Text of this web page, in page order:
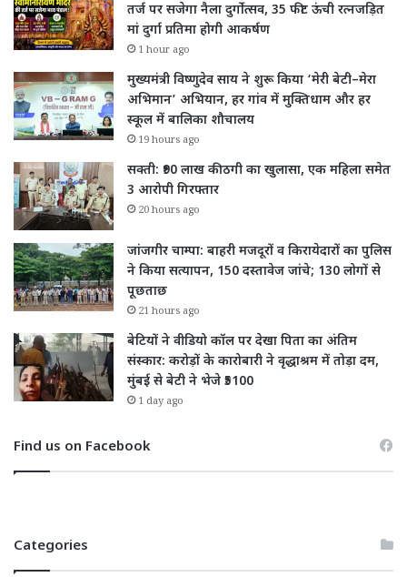
तर्ज पर सजेगा नैला दुर्गोत्सव, 35 फीट ऊंची रत्नजड़ित
मां दुर्गा प्रतिमा होगी आकर्षण
1 hour ago
मुख्यमंत्री विष्णुदेव साय ने शुरू किया ‘मेरी बेटी–मेरा
अभिमान’ अभियान, हर गांव में मुक्तिधाम और हर
स्कूल में बालिका शौचालय
19 hours ago
सक्ती: ₹90 लाख की ठगी का खुलासा, एक महिला समेत
3 आरोपी गिरफ्तार
20 hours ago
जांजगीर चाम्पा: बाहरी मजदूरों व किरायेदारों का पुलिस
ने किया सत्यापन, 150 दस्तावेज जांचे; 130 लोगों से
पूछताछ
21 hours ago
बेटियों ने वीडियो कॉल पर देखा पिता का अंतिम
संस्कार: करोड़ों के कारोबारी ने वृद्धाश्रम में तोड़ा दम,
मुंबई से बेटी ने भेजे ₹5100
1 day ago
Find us on Facebook
Categories